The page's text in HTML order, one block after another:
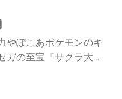
やぽこあポケモンのキ
ガの至宝『サクラ大
、なかなかギルティ